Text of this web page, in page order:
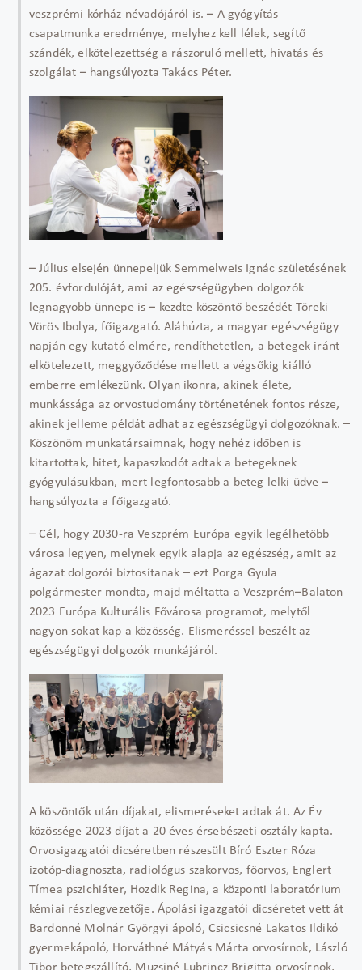
veszprémi kórház névadójáról is. – A gyógyítás
csapatmunka eredménye, melyhez kell lélek, segítő
szándék, elkötelezettség a rászoruló mellett, hivatás és
szolgálat – hangsúlyozta Takács Péter.
– Július elsején ünnepeljük Semmelweis Ignác születésének
205. évfordulóját, ami az egészségügyben dolgozók
legnagyobb ünnepe is – kezdte köszöntő beszédét Töreki-
Vörös Ibolya, főigazgató. Aláhúzta, a magyar egészségügy
napján egy kutató elmére, rendíthetetlen, a betegek iránt
elkötelezett, meggyőződése mellett a végsőkig kiálló
emberre emlékezünk. Olyan ikonra, akinek élete,
munkássága az orvostudomány történetének fontos része,
akinek jelleme példát adhat az egészségügyi dolgozóknak. –
Köszönöm munkatársaimnak, hogy nehéz időben is
kitartottak, hitet, kapaszkodót adtak a betegeknek
gyógyulásukban, mert legfontosabb a beteg lelki üdve –
hangsúlyozta a főigazgató.
– Cél, hogy 2030-ra Veszprém Európa egyik legélhetőbb
városa legyen, melynek egyik alapja az egészség, amit az
ágazat dolgozói biztosítanak – ezt Porga Gyula
polgármester mondta, majd méltatta a Veszprém–Balaton
2023 Európa Kulturális Fővárosa programot, melytől
nagyon sokat kap a közösség. Elismeréssel beszélt az
egészségügyi dolgozók munkájáról.
A köszöntők után díjakat, elismeréseket adtak át. Az Év
közössége 2023 díjat a 20 éves érsebészeti osztály kapta.
Orvosigazgatói dicséretben részesült Bíró Eszter Róza
izotóp-diagnoszta, radiológus szakorvos, főorvos, Englert
Tímea pszichiáter, Hozdik Regina, a központi laboratórium
kémiai részlegvezetője. Ápolási igazgatói dicséretet vett át
Bardonné Molnár Györgyi ápoló, Csicsicsné Lakatos Ildikó
gyermekápoló, Horváthné Mátyás Márta orvosírnok, László
Tibor betegszállító, Muzsiné Lubrincz Brigitta orvosírnok,